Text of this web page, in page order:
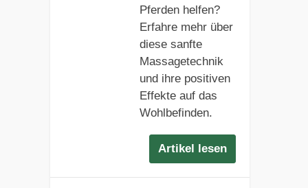
Pferden helfen?
Erfahre mehr über
diese sanfte
Massagetechnik
und ihre positiven
Effekte auf das
Wohlbefinden.
Artikel lesen